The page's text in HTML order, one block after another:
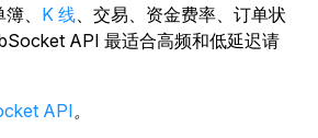
、 K 线、交易、资金费率、订单状
API 最适合高频和低延迟请
API。